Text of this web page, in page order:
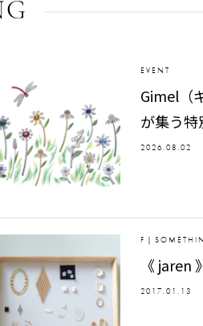
EVENT
Gimel（
が集う
2026.08.02
F｜
《 jaren
2017.01.13